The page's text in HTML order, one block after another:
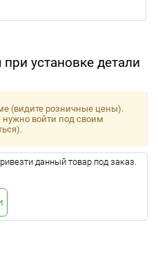
установке детали
(видите розничные цены).
войти под своим
данный товар под заказ.